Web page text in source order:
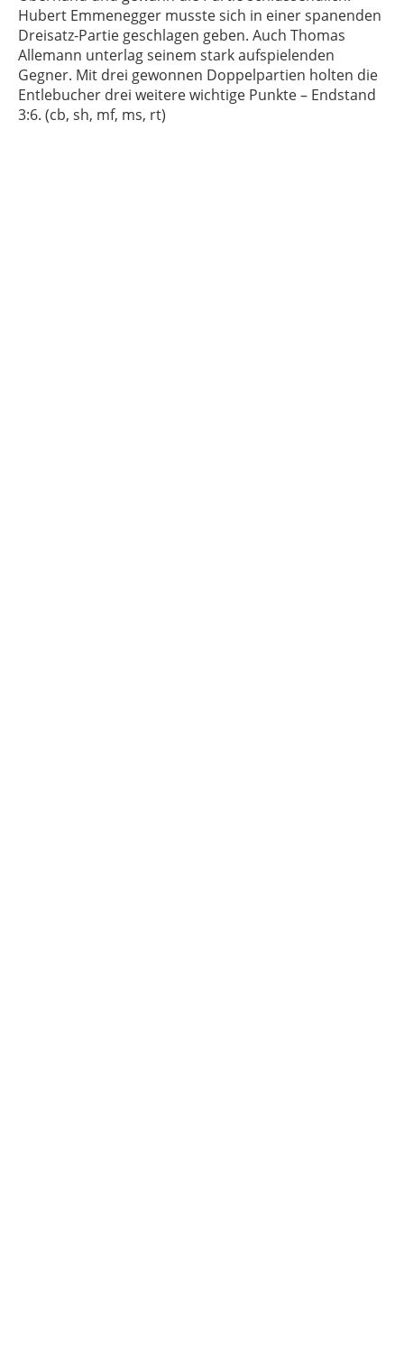
Hubert Emmenegger musste sich in einer spanenden
Dreisatz-Partie geschlagen geben. Auch Thomas
Allemann unterlag seinem stark aufspielenden
Gegner. Mit drei gewonnen Doppelpartien holten die
Entlebucher drei weitere wichtige Punkte – Endstand
3:6. (cb, sh, mf, ms, rt)